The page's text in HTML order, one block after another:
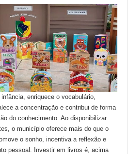
enriquece o vocabulário,
a concentração e contribui de forma
do conhecimento. Ao disponibilizar
o município oferece mais do que o
o sonho, incentiva a reflexão e
pessoal. Investir em livros é, acima